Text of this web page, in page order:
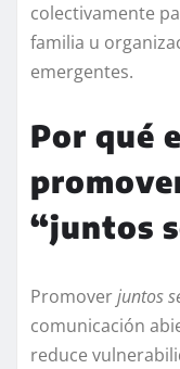
colectivamente
familia u
emergentes.
Por qué
“juntos
Promoverjuntos
comunicación
reduce